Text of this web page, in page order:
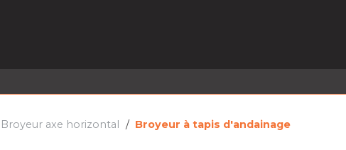
Broyeur axe horizontal Broyeur à tapis d'andainage